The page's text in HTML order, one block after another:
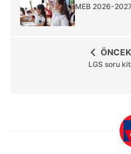
MEB 2026-
LGS soru